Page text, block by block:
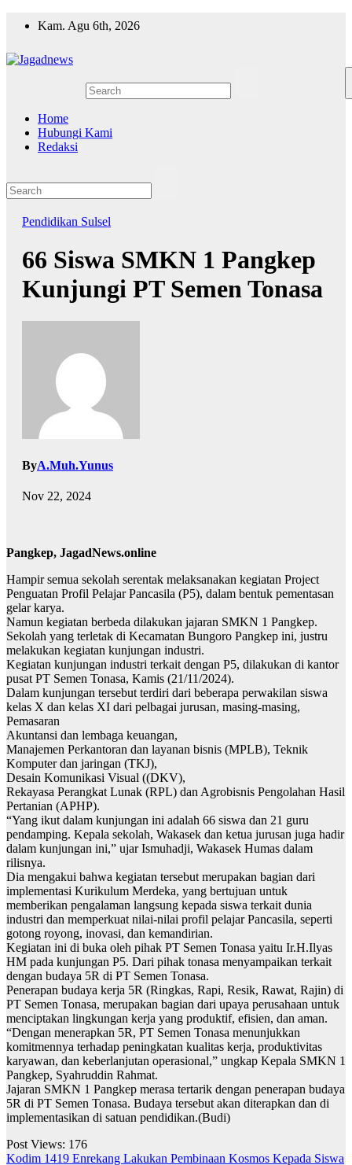
Kam. Agu 6th, 2026
Home
Hubungi Kami
Redaksi
Pendidikan Sulsel
66 Siswa SMKN 1 Pangkep
Kunjungi PT Semen Tonasa
ByA.Muh.Yunus
Nov 22, 2024
Pangkep, JagadNews.online
Hampir semua sekolah serentak melaksanakan kegiatan Project
Penguatan Profil Pelajar Pancasila (P5), dalam bentuk pementasan
gelar karya.
Namun kegiatan berbeda dilakukan jajaran SMKN 1 Pangkep.
Sekolah yang terletak di Kecamatan Bungoro Pangkep ini, justru
melakukan kegiatan kunjungan industri.
Kegiatan kunjungan industri terkait dengan P5, dilakukan di kantor
pusat PT Semen Tonasa, Kamis (21/11/2024).
Dalam kunjungan tersebut terdiri dari beberapa perwakilan siswa
kelas X dan kelas XI dari pelbagai jurusan, masing-masing,
Pemasaran
Akuntansi dan lembaga keuangan,
Manajemen Perkantoran dan layanan bisnis (MPLB), Teknik
Komputer dan jaringan (TKJ),
Desain Komunikasi Visual ((DKV),
Rekayasa Perangkat Lunak (RPL) dan Agrobisnis Pengolahan Hasil
Pertanian (APHP).
“Yang ikut dalam kunjungan ini adalah 66 siswa dan 21 guru
pendamping. Kepala sekolah, Wakasek dan ketua jurusan juga hadir
dalam kunjungan ini,” ujar Ismuhadji, Wakasek Humas dalam
rilisnya.
Dia mengakui bahwa kegiatan tersebut merupakan bagian dari
implementasi Kurikulum Merdeka, yang bertujuan untuk
memberikan pengalaman langsung kepada siswa terkait dunia
industri dan memperkuat nilai-nilai profil pelajar Pancasila, seperti
gotong royong, inovasi, dan kemandirian.
Kegiatan ini di buka oleh pihak PT Semen Tonasa yaitu Ir.H.Ilyas
HM pada kunjungan P5. Dari pihak tonasa menyampaikan terkait
dengan budaya 5R di PT Semen Tonasa.
Penerapan budaya kerja 5R (Ringkas, Rapi, Resik, Rawat, Rajin) di
PT Semen Tonasa, merupakan bagian dari upaya perusahaan untuk
menciptakan lingkungan kerja yang produktif, efisien, dan aman.
“Dengan menerapkan 5R, PT Semen Tonasa menunjukkan
komitmennya terhadap peningkatan kualitas kerja, produktivitas
karyawan, dan keberlanjutan operasional,” ungkap Kepala SMKN 1
Pangkep, Syahruddin Rahmat.
Jajaran SMKN 1 Pangkep merasa tertarik dengan penerapan budaya
5R di PT Semen Tonasa. Budaya tersebut akan diterapkan dan di
implementasikan di satuan pendidikan.(Budi)
Post Views: 176
Kodim 1419 Enrekang Lakukan Pembinaan Kosmos Kepada Siswa